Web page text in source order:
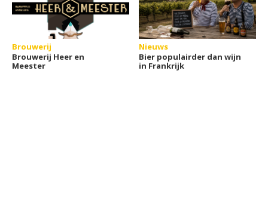
Brouwerij
Brouwerij Heer en
Meester
Nieuws
Bier populairder dan wijn
in Frankrijk